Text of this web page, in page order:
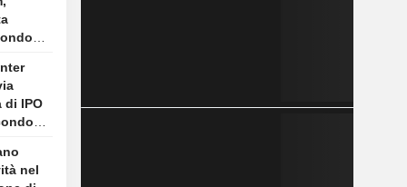
di IPO
nel